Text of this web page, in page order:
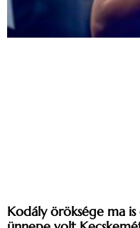
Kodály öröksége ma